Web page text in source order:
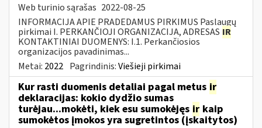
Web turinio sąrašas 2022-08-25
INFORMACIJA APIE PRADEDAMUS PIRKIMUS Paslaugų
pirkimai I. PERKANČIOJI ORGANIZACIJA, ADRESAS IR
KONTAKTINIAI DUOMENYS: I.1. Perkančiosios
organizacijos pavadinimas...
Metai: 2022 Pagrindinis:Viešieji pirkimai
Kur rasti duomenis detaliai pagal metus ir
deklaracijas: kokio dydžio sumas
turėjau...mokėti, kiek esu sumokėjęs ir kaip
sumokėtos įmokos yra sugretintos (įskaitytos)